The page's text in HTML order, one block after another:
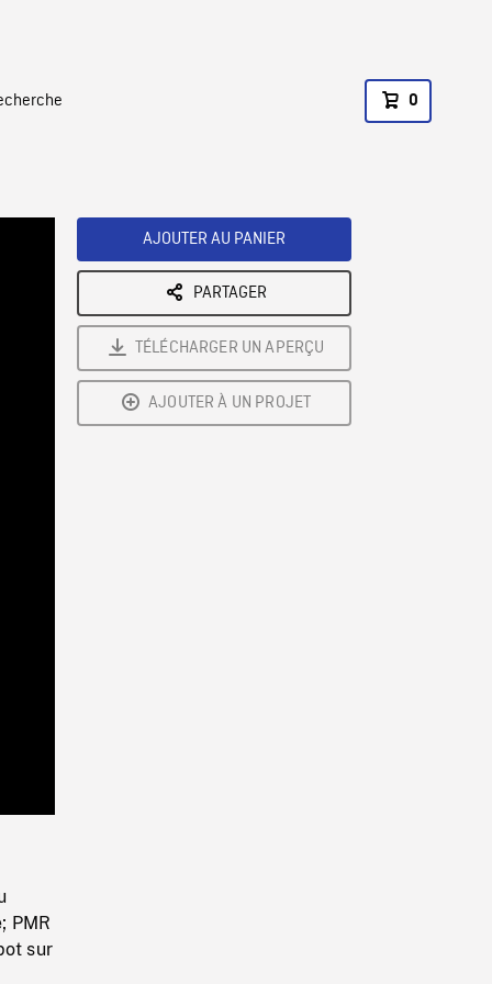
0
Rate
PMR
sur
AJOUTER AU PANIER
PARTAGER
TÉLÉCHARGER UN APERÇU
AJOUTER À UN PROJET